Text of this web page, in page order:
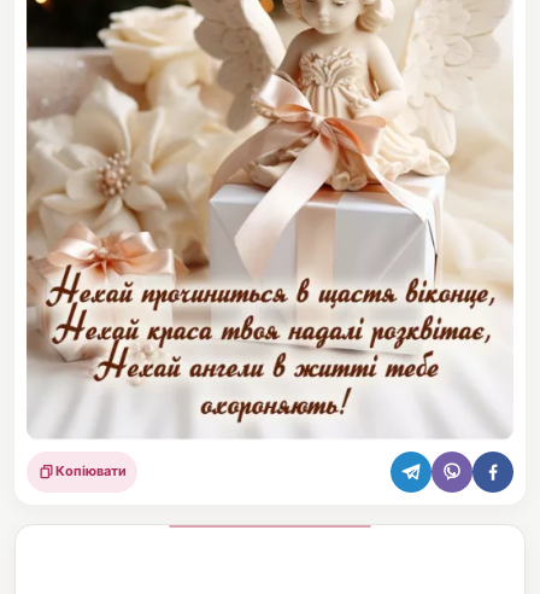
Поділитися
Копіювати